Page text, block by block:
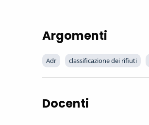
Argomenti
Adr classificazione dei rifiuti
Docenti